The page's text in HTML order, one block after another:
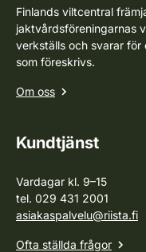
Finlands viltcentral
jaktvårdsföreningarnas
verkställs och svarar
som föreskrivs.
Om oss
Kundtjänst
Vardagar kl. 9–15
tel. 029 431 2001
asiakaspalvelu@riista.fi
Ofta ställda frågor